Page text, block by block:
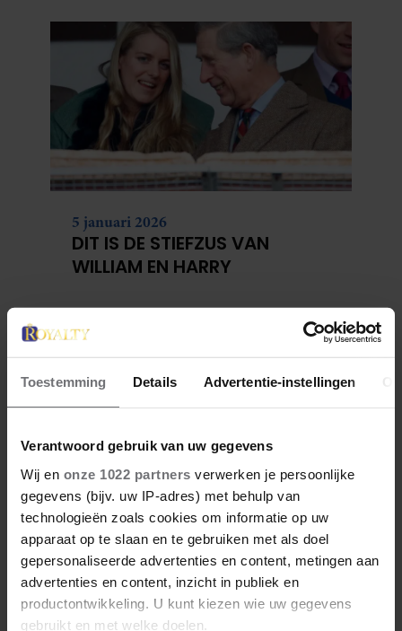
Toestemming Details Advertentie-instellingen
Verantwoord gebruik van uw gegevens
Wij en onze 1022 partners verwerken je persoonlijke
gegevens (bijv. uw IP-adres) met behulp van
technologieën zoals cookies om informatie op uw
apparaat op te slaan en te gebruiken met als doel
gepersonaliseerde advertenties en content, metingen aan
advertenties en content, inzicht in publiek en
productontwikkeling. U kunt kiezen wie uw gegevens
gebruikt en met welke doelen.
5 januari 2026
DIT IS DE STIEFZUS VAN
WILLIAM EN HARRY
4 januari 2026
ZO ZAG CATHERINE
MIDDLETON ERUIT TOEN ZE
MODEL WAS